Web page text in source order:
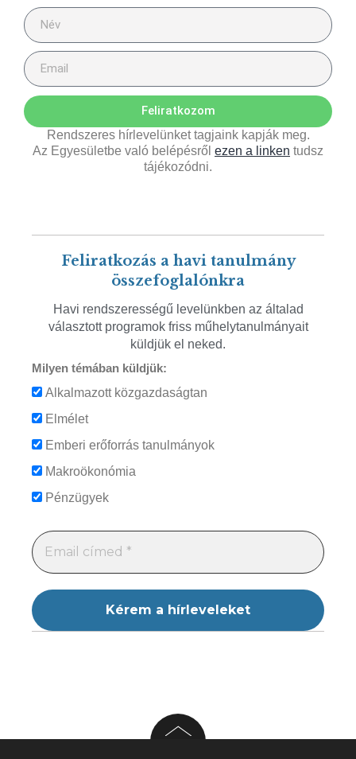
Feliratkozom
Rendszeres hírlevelünket tagjaink kapják meg.
Az Egyesületbe való belépésről ezen a linken tudsz
tájékozódni.
Feliratkozás a havi tanulmány
összefoglalónkra
Havi rendszerességű levelünkben az általad
választott programok friss műhelytanulmányait
küldjük el neked.
Milyen témában küldjük:
Alkalmazott közgazdaságtan
Elmélet
Emberi erőforrás tanulmányok
Makroökonómia
Pénzügyek